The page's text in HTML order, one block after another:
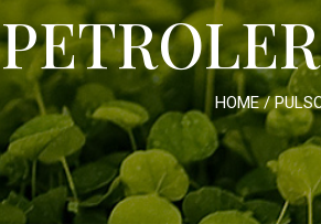
HOME/